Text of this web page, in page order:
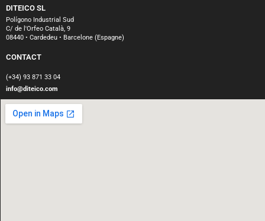
DITEICO SL
Polígono Industrial Sud
C/ de l'Orfeo Català, 9
08440 • Cardedeu • Barcelone (Espagne)
CONTACT
(+34) 93 871 33 04
info@diteico.com